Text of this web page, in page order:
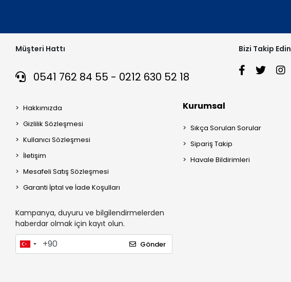
Müşteri Hattı
0541 762 84 55 - 0212 630 52 18
Bizi Takip Edin
Hakkımızda
Gizlilik Sözleşmesi
Kullanıcı Sözleşmesi
İletişim
Mesafeli Satış Sözleşmesi
Garanti İptal ve İade Koşulları
Kampanya, duyuru ve bilgilendirmelerden
haberdar olmak için kayıt olun.
Gönder
Kurumsal
Sıkça Sorulan Sorular
Sipariş Takip
Havale Bildirimleri